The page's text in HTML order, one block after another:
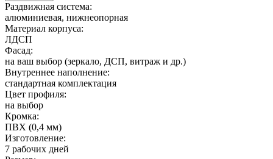
Раздвижная система:
алюминиевая, нижнеопорная
Материал корпуса:
ЛДСП
Фасад:
на ваш выбор (зеркало, ДСП, витраж и др.)
Внутреннее наполнение:
стандартная комплектация
Цвет профиля:
на выбор
Кромка:
ПВХ (0,4 мм)
Изготовление:
7 рабочих дней